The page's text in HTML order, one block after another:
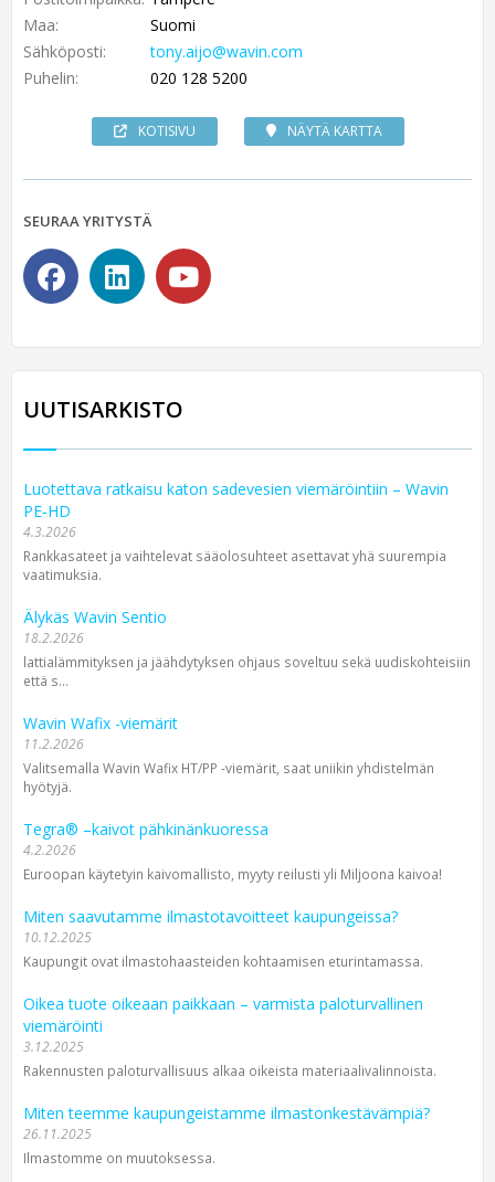
Maa:
Suomi
Sähköposti:
tony.aijo@wavin.com
Puhelin:
020 128 5200
KOTISIVU NÄYTÄ KARTTA
SEURAA YRITYSTÄ
UUTISARKISTO
Luotettava ratkaisu katon sadevesien viemäröintiin – Wavin
PE‑HD
4.3.2026
Rankkasateet ja vaihtelevat sääolosuhteet asettavat yhä suurempia
vaatimuksia.
Älykäs Wavin Sentio
18.2.2026
lattialämmityksen ja jäähdytyksen ohjaus soveltuu sekä uudiskohteisiin
että s...
Wavin Wafix -viemärit
11.2.2026
Valitsemalla Wavin Wafix HT/PP -viemärit, saat uniikin yhdistelmän
hyötyjä.
Tegra® –kaivot pähkinänkuoressa
4.2.2026
Euroopan käytetyin kaivomallisto, myyty reilusti yli Miljoona kaivoa!
Miten saavutamme ilmastotavoitteet kaupungeissa?
10.12.2025
Kaupungit ovat ilmastohaasteiden kohtaamisen eturintamassa.
Oikea tuote oikeaan paikkaan – varmista paloturvallinen
viemäröinti
3.12.2025
Rakennusten paloturvallisuus alkaa oikeista materiaalivalinnoista.
Miten teemme kaupungeistamme ilmastonkestävämpiä?
26.11.2025
Ilmastomme on muutoksessa.